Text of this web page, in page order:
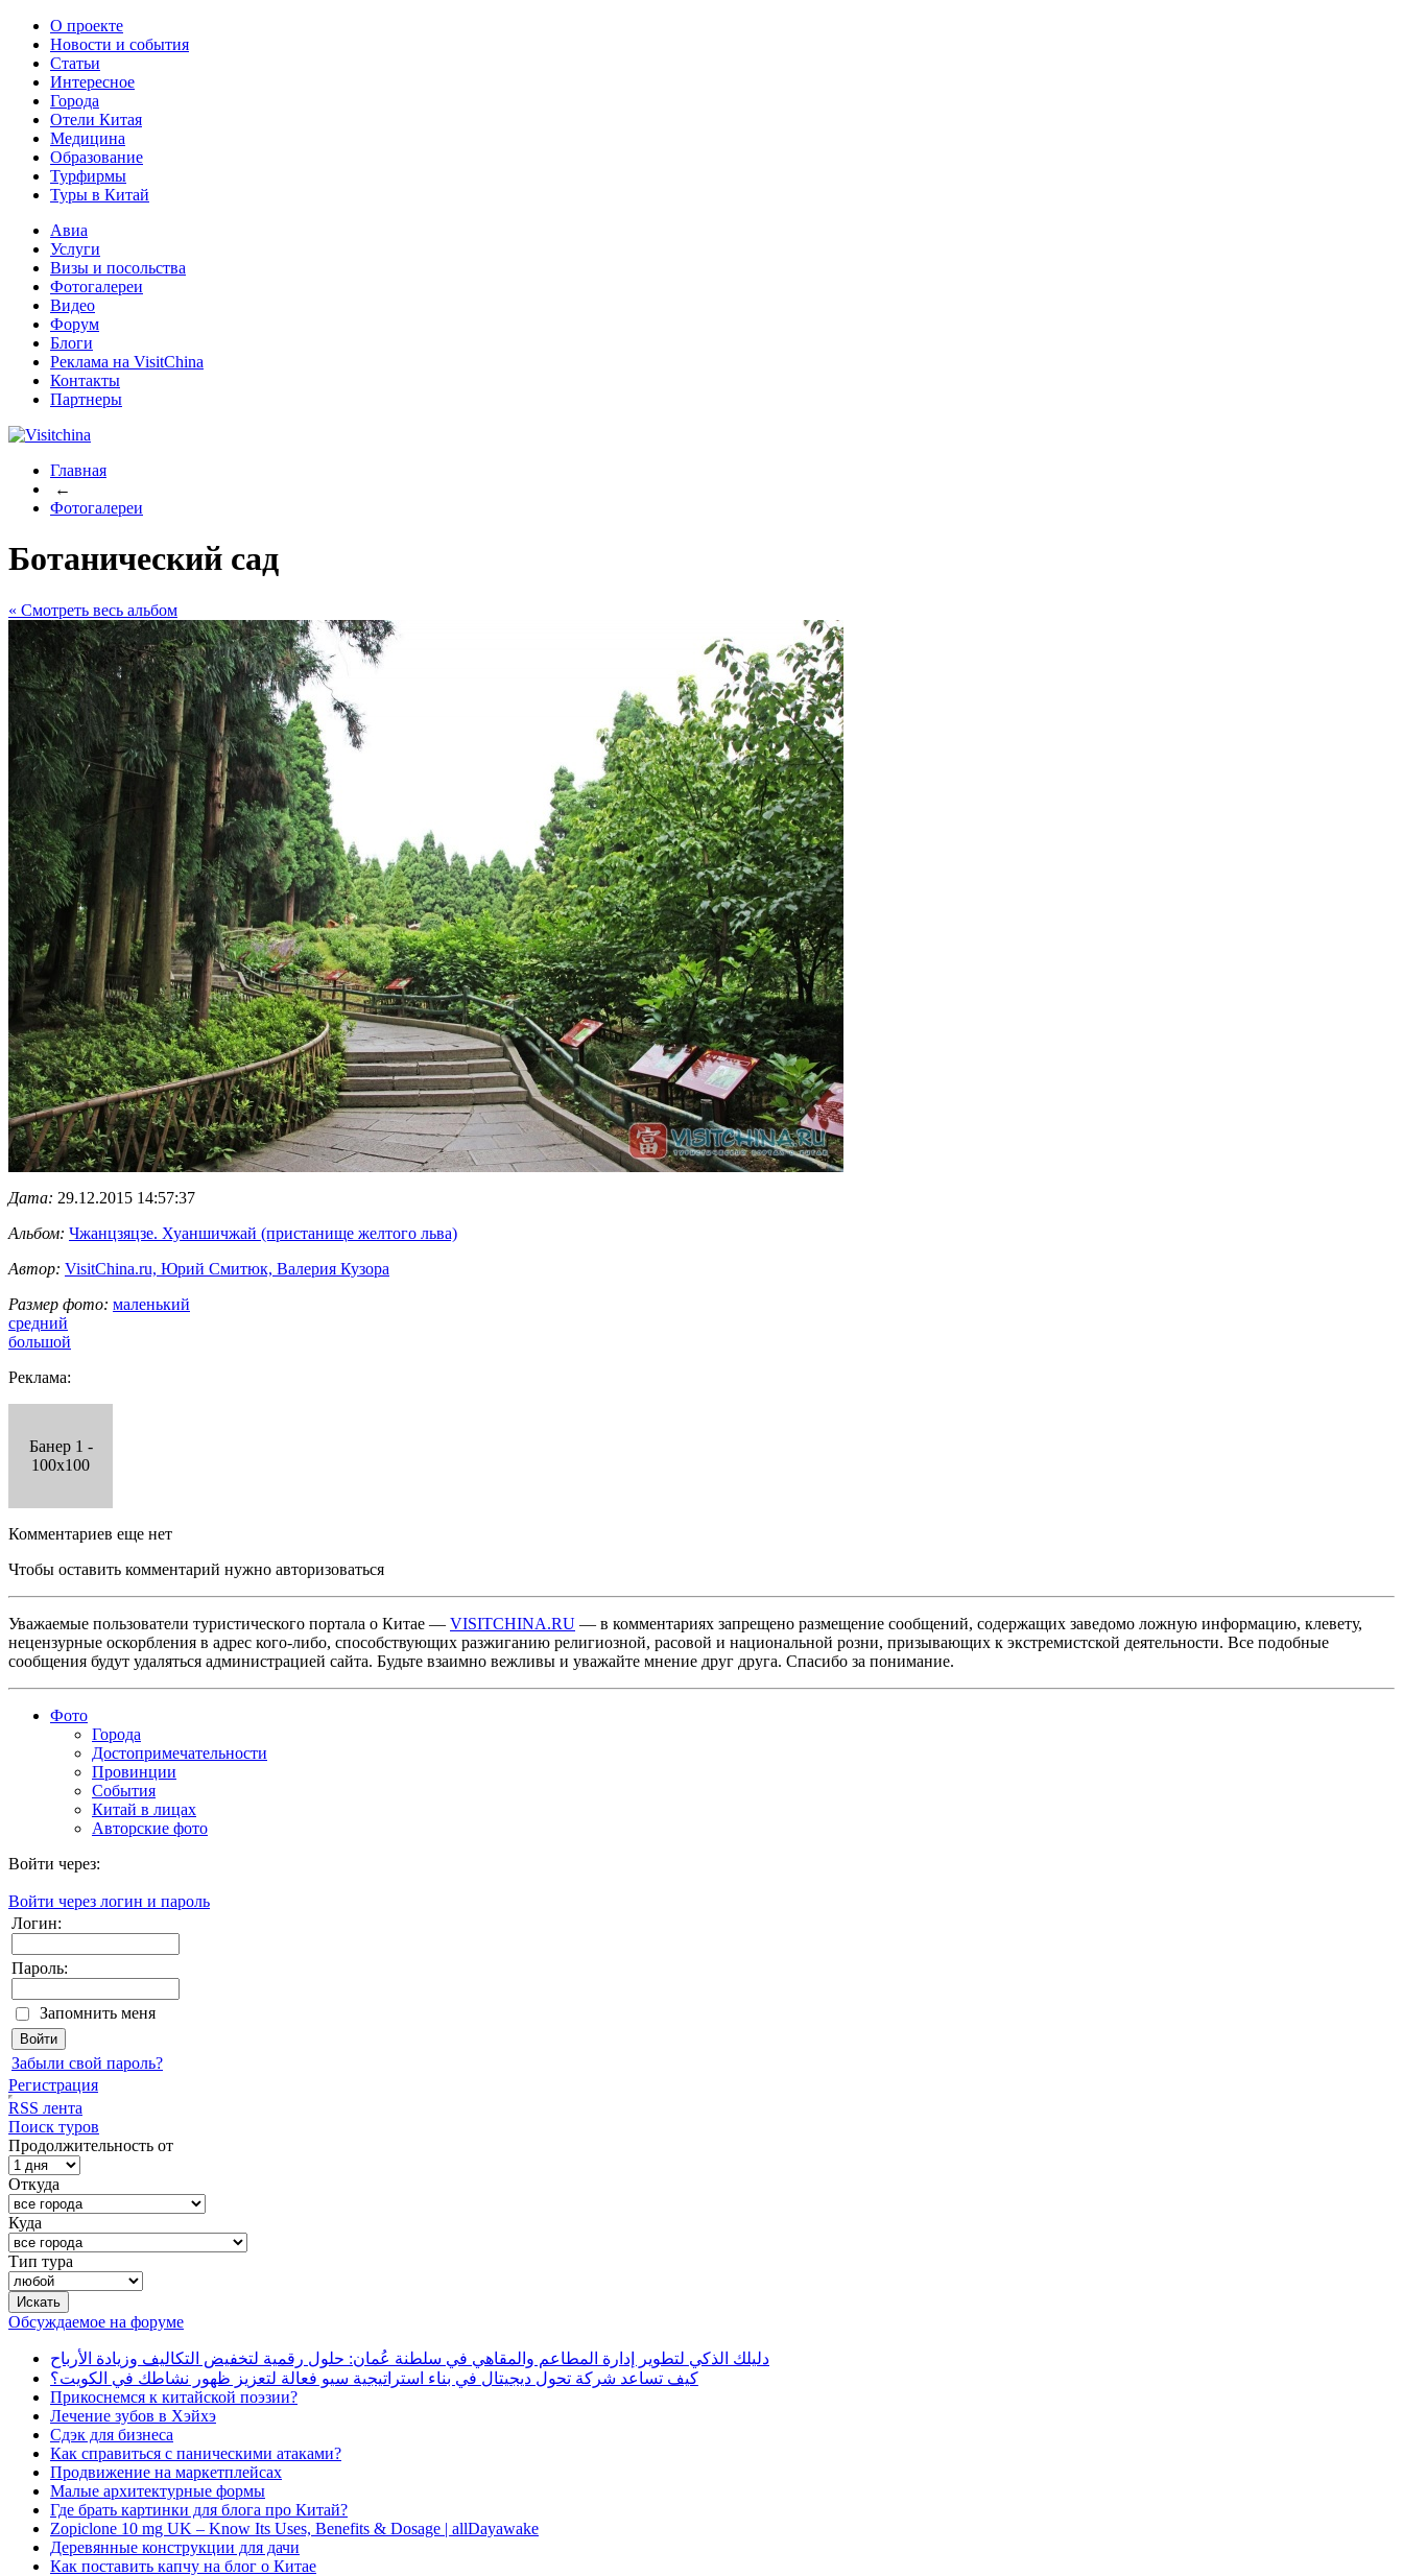
О проекте
Новости и события
Статьи
Интересное
Города
Отели Китая
Медицина
Образование
Турфирмы
Туры в Китай
Авиа
Услуги
Визы и посольства
Фотогалереи
Видео
Форум
Блоги
Реклама на VisitChina
Контакты
Партнеры
Главная
←
Фотогалереи
Ботанический сад
« Cмотреть весь альбом
Дата: 29.12.2015 14:57:37
Альбом: Чжанцзяцзе. Хуаншичжай (пристанище желтого льва)
Автор: VisitChina.ru, Юрий Смитюк, Валерия Кузора
Размер фото: маленький
средний
большой
Реклама:
Банер 1 -
100x100
Комментариев еще нет
Чтобы оставить комментарий нужно авторизоваться
Уважаемые пользователи туристического портала о Китае — VISITCHINA.RU — в комментариях запрещено размещение сообщений, содержащих заведомо ложную информацию, клевету,
нецензурные оскорбления в адрес кого-либо, способствующих разжиганию религиозной, расовой и национальной розни, призывающих к экстремистской деятельности. Все подобные
сообщения будут удаляться администрацией сайта. Будьте взаимно вежливы и уважайте мнение друг друга. Спасибо за понимание.
Фото
Города
Достопримечательности
Провинции
События
Китай в лицах
Авторские фото
Войти через:
Войти через логин и пароль
Логин:
Пароль:
Запомнить меня
Забыли свой пароль?
Регистрация
RSS лента
Поиск туров
Продолжительность от
Откуда
Куда
Тип тура
Обсуждаемое на форуме
دليلك الذكي لتطوير إدارة المطاعم والمقاهي في سلطنة عُمان: حلول رقمية لتخفيض التكاليف وزيادة الأرباح
كيف تساعد شركة تحول ديجيتال في بناء استراتيجية سيو فعالة لتعزيز ظهور نشاطك في الكويت؟
Прикоснемся к китайской поэзии?
Лечение зубов в Хэйхэ
Сдэк для бизнеса
Как справиться с паническими атаками?
Продвижение на маркетплейсах
Малые архитектурные формы
Где брать картинки для блога про Китай?
Zopiclone 10 mg UK – Know Its Uses, Benefits & Dosage | allDayawake
Деревянные конструкции для дачи
Как поставить капчу на блог о Китае